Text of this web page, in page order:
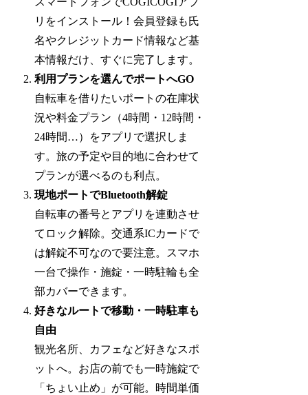
リをインストール！会員登録も氏
名やクレジットカード情報など基
本情報だけ、すぐに完了します。
利用プランを選んでポートへGO
自転車を借りたいポートの在庫状
況や料金プラン（4時間・12時間・
24時間…）をアプリで選択しま
す。旅の予定や目的地に合わせて
プランが選べるのも利点。
現地ポートでBluetooth解錠
自転車の番号とアプリを連動させ
てロック解除。交通系ICカードで
は解錠不可なので要注意。スマホ
一台で操作・施錠・一時駐輪も全
部カバーできます。
好きなルートで移動・一時駐車も
自由
観光名所、カフェなど好きなスポ
ットへ。お店の前でも一時施錠で
「ちょい止め」が可能。時間単価